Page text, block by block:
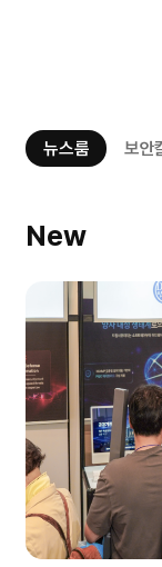
뉴스룸 보안
New